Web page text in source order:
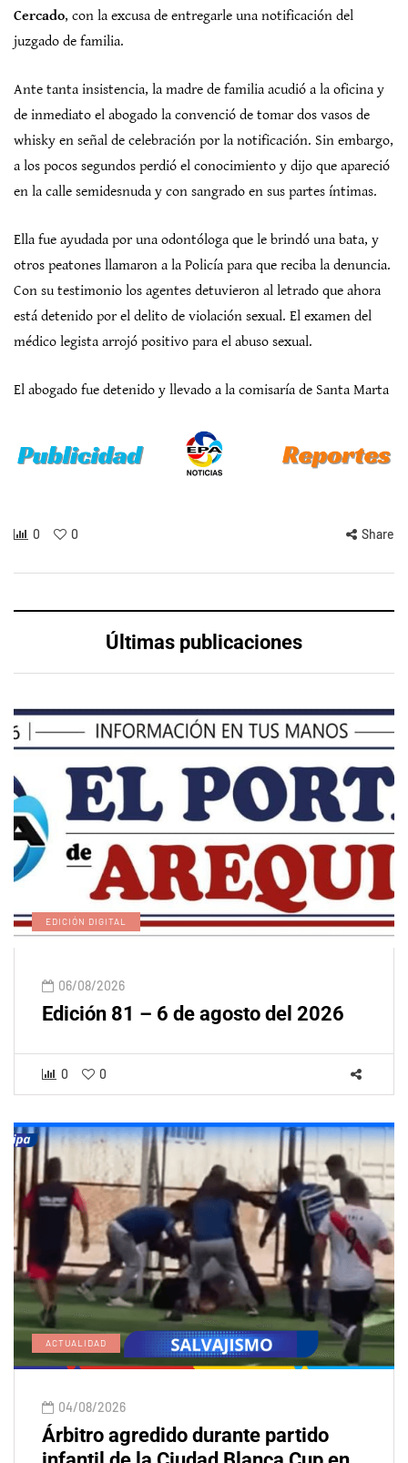
Cercado, con la excusa de entregarle una notificación del
juzgado de familia.
Ante tanta insistencia, la madre de familia acudió a la oficina y
de inmediato el abogado la convenció de tomar dos vasos de
whisky en señal de celebración por la notificación. Sin embargo,
a los pocos segundos perdió el conocimiento y dijo que apareció
en la calle semidesnuda y con sangrado en sus partes íntimas.
Ella fue ayudada por una odontóloga que le brindó una bata, y
otros peatones llamaron a la Policía para que reciba la denuncia.
Con su testimonio los agentes detuvieron al letrado que ahora
está detenido por el delito de violación sexual. El examen del
médico legista arrojó positivo para el abuso sexual.
El abogado fue detenido y llevado a la comisaría de Santa Marta
0 0 Share
Últimas publicaciones
EDICIÓN DIGITAL
06/08/2026
Edición 81 – 6 de agosto del 2026
0 0
ACTUALIDAD
04/08/2026
Árbitro agredido durante partido